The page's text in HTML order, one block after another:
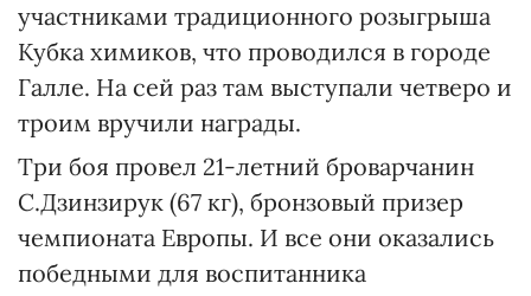
участниками традиционного розыгрыша
Кубка химиков, что проводился в городе
Галле. На сей раз там выступали четверо и
троим вручили награды.
Три боя провел 21-летний броварчанин
С.Дзинзирук (67 кг), бронзовый призер
чемпионата Европы. И все они оказались
победными для воспитанника